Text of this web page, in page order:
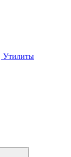
Утилиты